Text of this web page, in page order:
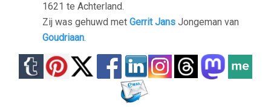
1621 te Achterland.
Zij was gehuwd met Gerrit Jans Jongeman van
Goudriaan.